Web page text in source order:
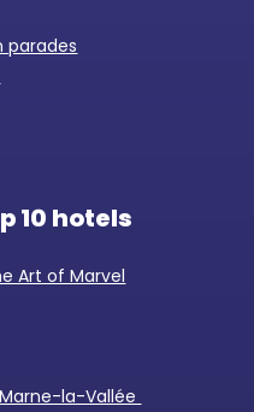
parades
10 hotels
Art of Marvel
la-Vallée